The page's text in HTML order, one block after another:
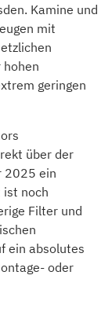
Kamine und
mit
hohen
geringen
über der
2025 ein
ist noch
Filter und
ein absolutes
oder